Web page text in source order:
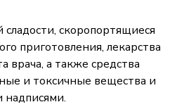
сладости, скоропортящиеся
приготовления, лекарства
врача, а также средства
и токсичные вещества и
надписями.